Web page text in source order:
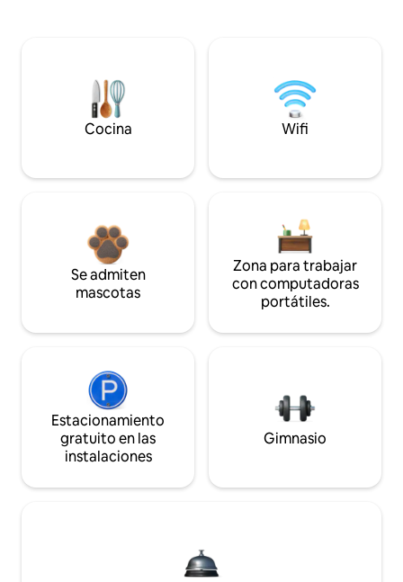
Cocina Wifi
Se admiten
mascotas
Zona para trabajar
con computadoras
portátiles.
Estacionamiento
gratuito en las
instalaciones
Gimnasio